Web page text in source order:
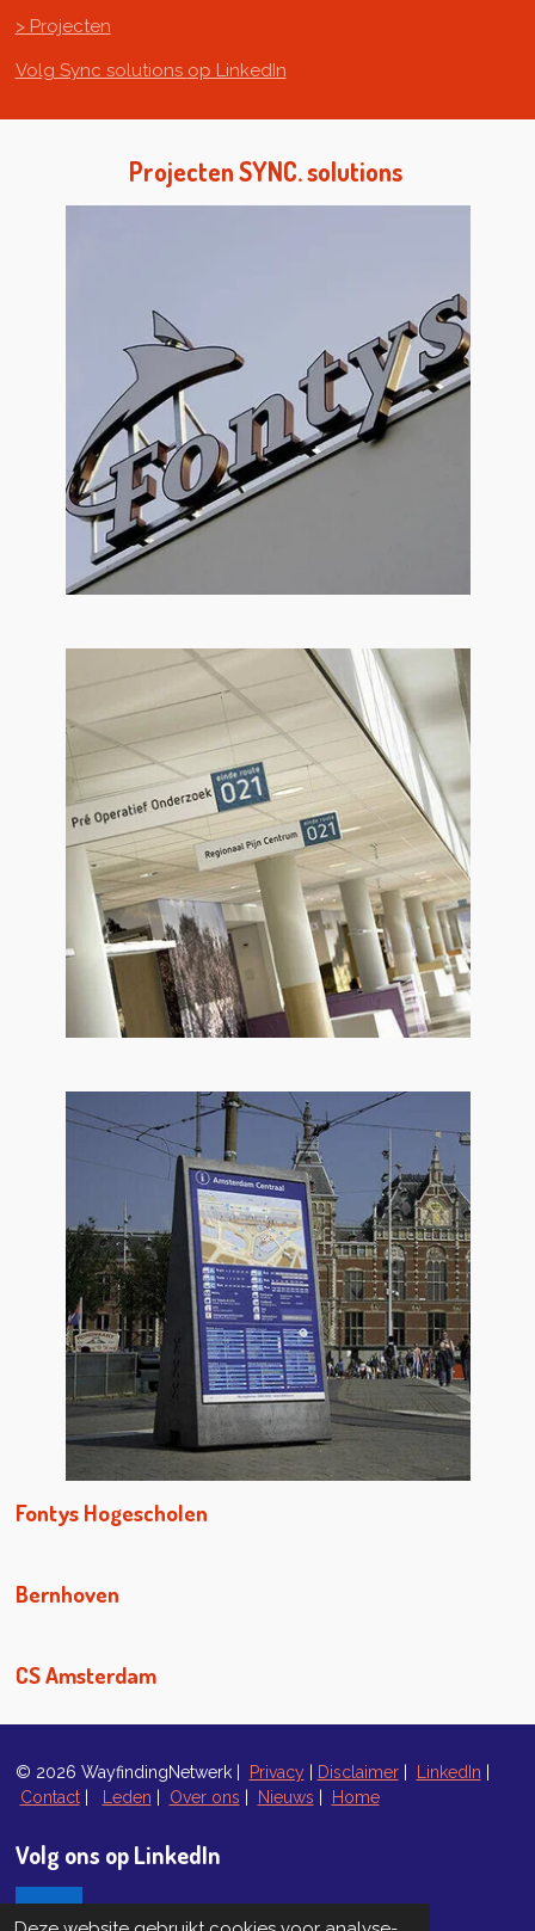
> Projecten
Volg Sync solutions op LinkedIn
ProjectenSYNC. solutions
Fontys Hogescholen
Bernhoven
CS Amsterdam
© 2026 WayfindingNetwerk | Privacy| Disclaimer| LinkedIn
Contact| Leden Over ons Nieuws Home
Volg ons op LinkedIn